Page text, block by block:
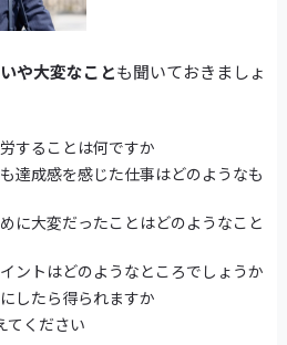
や大変なことも聞いておきましょ
することは何ですか
達成感を感じた仕事はどのようなも
に大変だったことはどのようなこと
ントはどのようなところでしょうか
したら得られますか
てください